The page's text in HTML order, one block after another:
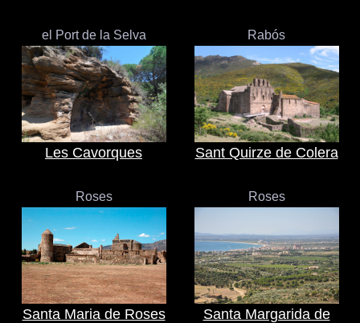
el Port de la Selva
Les Cavorques
Rabós
Sant Quirze de Colera
Roses
Santa Maria de Roses
Roses
Santa Margarida de